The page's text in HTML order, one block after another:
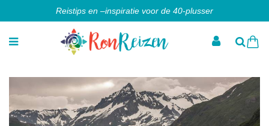
Reistips en –inspiratie voor de 40-plusser